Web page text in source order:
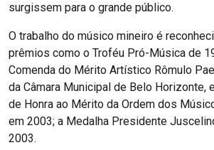
surgissem para o grande público.
O trabalho do músico mineiro é
prêmios como o Troféu Pró-Música de
Comenda do Mérito Artístico Rômulo
da Câmara Municipal de Belo Horizonte,
de Honra ao Mérito da Ordem dos
em 2003; a Medalha Presidente
2003.